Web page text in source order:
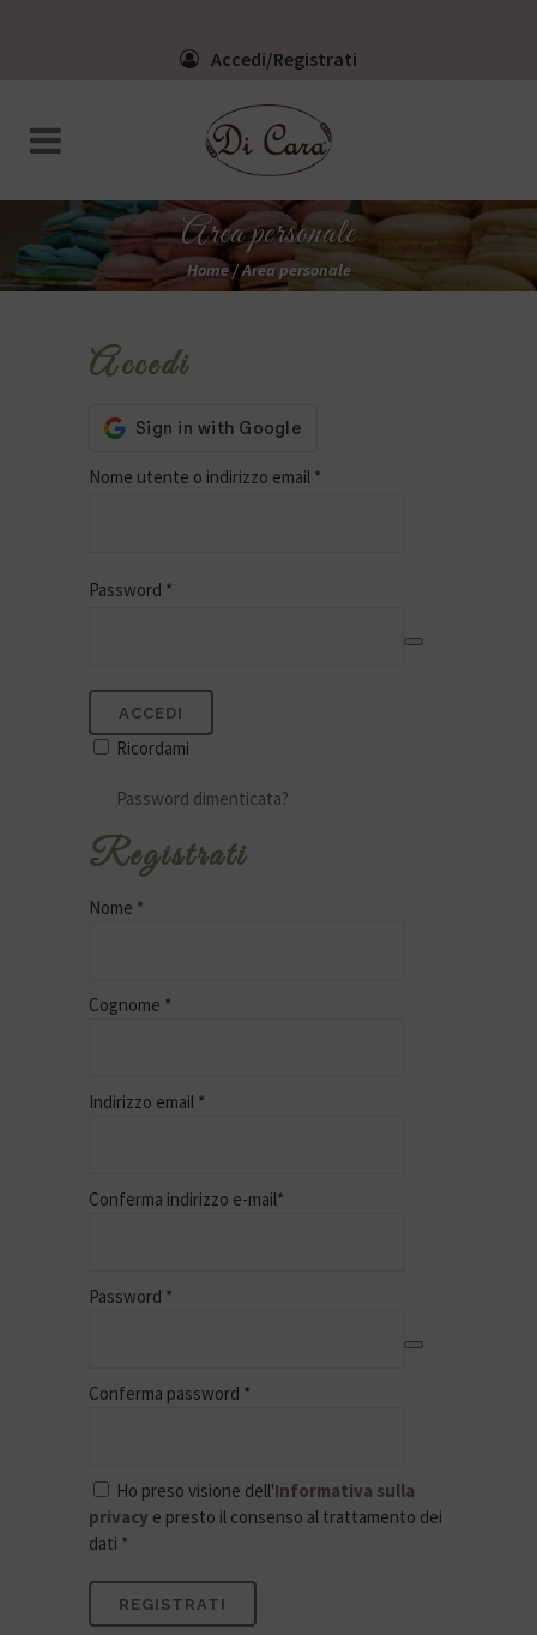
Accedi/Registrati
Area personale
Home/Area personale
Accedi
Nome utente o indirizzo email *
Password *
ACCEDI
Ricordami
Password dimenticata?
Registrati
Nome *
Cognome *
Indirizzo email *
Conferma indirizzo e-mail*
Password *
Conferma password *
Ho preso visione dell'Informativa sulla
privacy e presto il consenso al trattamento dei
dati *
REGISTRATI